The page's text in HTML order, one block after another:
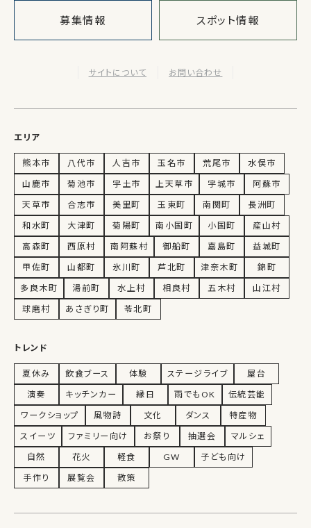
募集情報 スポット情報
サイトについて お問い合わせ
エリア
熊本市 八代市 人吉市 玉名市 荒尾市
水俣市
山鹿市
菊池市 宇土市 上天草市 宇城市
阿蘇市
天草市
合志市 美里町 玉東町 南関町
長洲町
和水町
大津町 菊陽町 南小国町 小国町
産山村
高森町
西原村 南阿蘇村 御船町 嘉島町
益城町
甲佐町
山都町 氷川町 芦北町 津奈木町
錦町
多良木町
湯前町 水上村 相良村 五木村
山江村
球磨村
あさぎり町 苓北町
トレンド
夏休み 飲食ブース 体験 ステージライブ
屋台
演奏
キッチンカー 縁日 雨でもOK
伝統芸能
ワークショップ
風物詩 文化 ダンス
特産物
スイーツ
ファミリー向け お祭り 抽選会
マルシェ
自然
花火 軽食 GW
子ども向け
手作り
展覧会 散策